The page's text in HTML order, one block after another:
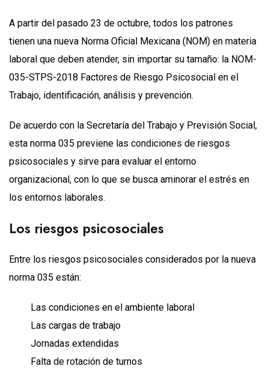
A partir del pasado 23 de octubre, todos los patrones
tienen una nueva Norma Oficial Mexicana (NOM) en materia
laboral que deben atender, sin importar su tamaño: la NOM-
035-STPS-2018 Factores de Riesgo Psicosocial en el
Trabajo, identificación, análisis y prevención.
De acuerdo con la Secretaría del Trabajo y Previsión Social,
esta norma 035 previene las condiciones de riesgos
psicosociales y sirve para evaluar el entorno
organizacional, con lo que se busca aminorar el estrés en
los entornos laborales.
Los riesgos psicosociales
Entre los riesgos psicosociales considerados por la nueva
norma 035 están:
Las condiciones en el ambiente laboral
Las cargas de trabajo
Jornadas extendidas
Falta de rotación de turnos